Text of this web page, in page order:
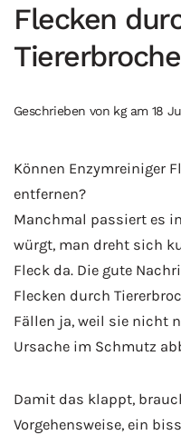
Flecken
Geschrieben von kgam 18
Können Enzymreiniger
entfernen?
Manchmal passiert es
würgt, man dreht sich
Fleck da. Die gute
Flecken durch
Fällen ja, weil sie nicht
Ursache im Schmutz
Damit das klappt,
Vorgehensweise, ein